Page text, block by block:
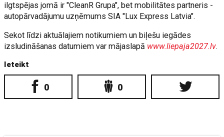
ilgtspējas jomā ir "CleanR Grupa", bet mobilitātes partneris -
autopārvadājumu uzņēmums SIA "Lux Express Latvia".
Sekot līdzi aktuālajiem notikumiem un biļešu iegādes
izsludināšanas datumiem var mājaslapā www.liepaja2027.lv.
Ieteikt
0 0